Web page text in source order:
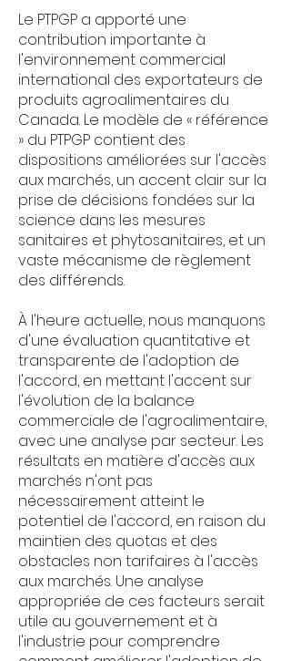
Le PTPGP a apporté une
contribution importante à
l'environnement commercial
international des exportateurs de
produits agroalimentaires du
Canada. Le modèle de « référence
» du PTPGP contient des
dispositions améliorées sur l'accès
aux marchés, un accent clair sur la
prise de décisions fondées sur la
science dans les mesures
sanitaires et phytosanitaires, et un
vaste mécanisme de règlement
des différends.
À l'heure actuelle, nous manquons
d'une évaluation quantitative et
transparente de l'adoption de
l'accord, en mettant l'accent sur
l'évolution de la balance
commerciale de l'agroalimentaire,
avec une analyse par secteur. Les
résultats en matière d'accès aux
marchés n'ont pas
nécessairement atteint le
potentiel de l'accord, en raison du
maintien des quotas et des
obstacles non tarifaires à l'accès
aux marchés. Une analyse
appropriée de ces facteurs serait
utile au gouvernement et à
l'industrie pour comprendre